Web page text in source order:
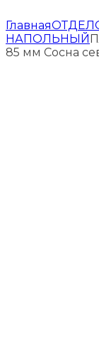
Главная
НАПОЛЬНЫЙ
85 мм Сосна